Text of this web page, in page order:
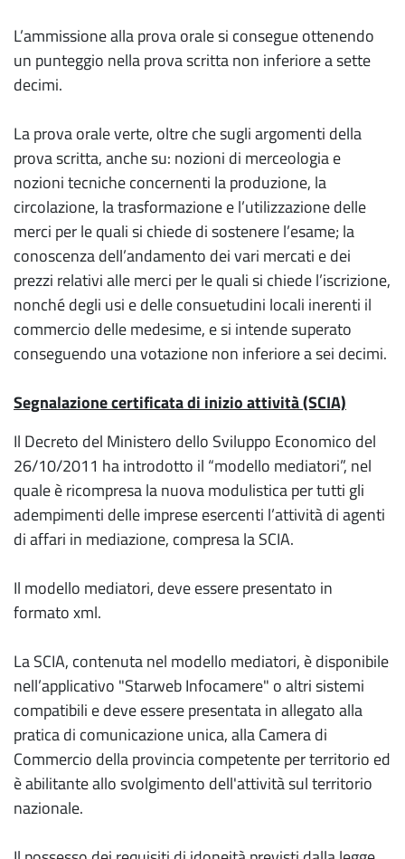
L’ammissione alla prova orale si consegue ottenendo
un punteggio nella prova scritta non inferiore a sette
decimi.
La prova orale verte, oltre che sugli argomenti della
prova scritta, anche su: nozioni di merceologia e
nozioni tecniche concernenti la produzione, la
circolazione, la trasformazione e l’utilizzazione delle
merci per le quali si chiede di sostenere l’esame; la
conoscenza dell’andamento dei vari mercati e dei
prezzi relativi alle merci per le quali si chiede l’iscrizione,
nonché degli usi e delle consuetudini locali inerenti il
commercio delle medesime, e si intende superato
conseguendo una votazione non inferiore a sei decimi.
Segnalazione certificata di inizio attività (SCIA)
Il Decreto del Ministero dello Sviluppo Economico del
26/10/2011 ha introdotto il “modello mediatori”, nel
quale è ricompresa la nuova modulistica per tutti gli
adempimenti delle imprese esercenti l’attività di agenti
di affari in mediazione, compresa la SCIA.
Il modello mediatori, deve essere presentato in
formato xml.
La SCIA, contenuta nel modello mediatori, è disponibile
nell’applicativo "Starweb Infocamere" o altri sistemi
compatibili e deve essere presentata in allegato alla
pratica di comunicazione unica, alla Camera di
Commercio della provincia competente per territorio ed
è abilitante allo svolgimento dell'attività sul territorio
nazionale.